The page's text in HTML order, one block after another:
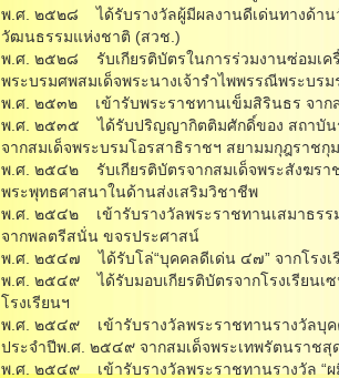
พ.ศ. ๒๕๒๘ ได้รับรางวัลผู้มีผลงานดีเด่นทางด้า
วัฒนธรรมแห่งชาติ (สวช.)
พ.ศ. ๒๕๒๘ รับเกียรติบัตรในการร่วมงานซ่อมเครื่
พระบรมศพสมเด็จพระนางเจ้ารําไพพรรณีพระบร
พ.ศ. ๒๕๓๒ เข้ารับพระราชทานเข็มสิรินธร จาก
พ.ศ. ๒๕๓๕ ได้รับปริญญากิตติมศักดิ์ของ สถาบัน
จากสมเด็จพระบรมโอรสาธิราชฯ สยามมกุฎราชกุ
พ.ศ. ๒๕๔๒ รับเกียรติบัตรจากสมเด็จพระสังฆร
พระพุทธศาสนาในด้านส่งเสริมวิชาชีพ
พ.ศ. ๒๕๔๒ เข้ารับรางวัลพระราชทานเสมาธรร
จากพลตรีสนั่น ขจรประศาสน์
พ.ศ. ๒๕๔๗ ได้รับโล่“บุคคลดีเด่น ๔๗” จากโรงเ
พ.ศ. ๒๕๔๙ ได้รับมอบเกียรติบัตรจากโรงเรียนเ
โรงเรียนฯ
พ.ศ. ๒๕๔๙ เข้ารับรางวัลพระราชทานรางวัลบุค
ประจําปีพ.ศ. ๒๕๔๙ จากสมเด็จพระเทพรัตนราชสุ
พ.ศ. ๒๕๔๙ เข้ารับรางวัลพระราชทานรางวัล “